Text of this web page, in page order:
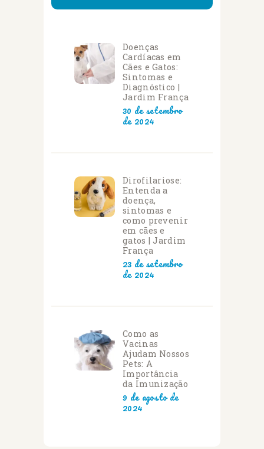
Doenças
Cardíacas em
Cães e Gatos:
Sintomas e
Diagnóstico |
Jardim França
30 de setembro
de 2024
Dirofilariose:
Entenda a
doença,
sintomas e
como prevenir
em cães e
gatos | Jardim
França
23 de setembro
de 2024
Como as
Vacinas
Ajudam Nossos
Pets: A
Importância
da Imunização
9 de agosto de
2024